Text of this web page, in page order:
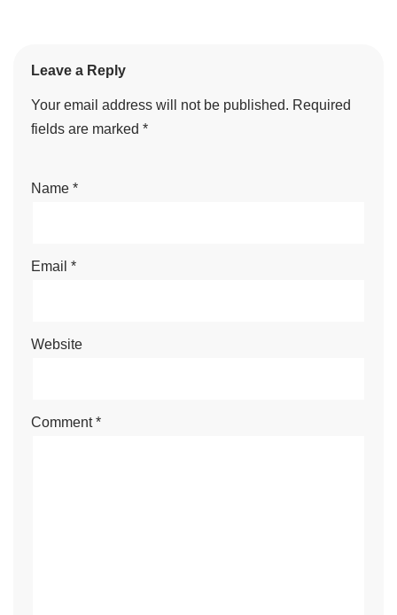
Leave a Reply
Your email address will not be published. Required
fields are marked *
Name *
Email *
Website
Comment*